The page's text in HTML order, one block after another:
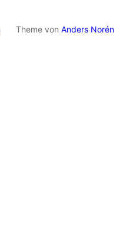
Theme von Anders Norén